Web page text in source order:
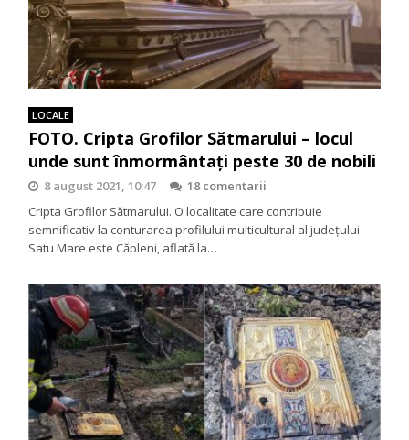
LOCALE
FOTO. Cripta Grofilor Sătmarului – locul
unde sunt înmormântaţi peste 30 de nobili
8 august 2021, 10:47
18 comentarii
Cripta Grofilor Sătmarului. O localitate care contribuie
semnificativ la conturarea profilului multicultural al județului
Satu Mare este Căpleni, aflată la…